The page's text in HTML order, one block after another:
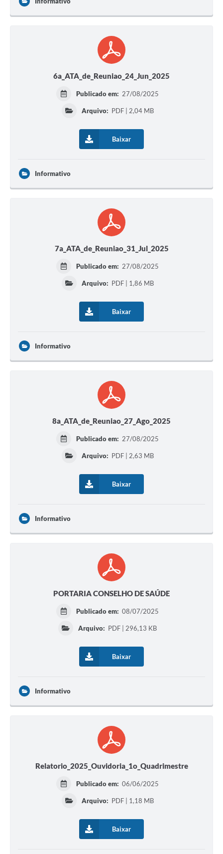
6a_ATA_de_Reuniao_24_Jun_2025
Publicado em: 27/08/2025
Arquivo: PDF | 2,04 MB
Baixar
Informativo
7a_ATA_de_Reuniao_31_Jul_2025
Publicado em: 27/08/2025
Arquivo: PDF | 1,86 MB
Baixar
Informativo
8a_ATA_de_Reuniao_27_Ago_2025
Publicado em: 27/08/2025
Arquivo: PDF | 2,63 MB
Baixar
Informativo
PORTARIA CONSELHO DE SAÚDE
Publicado em: 08/07/2025
Arquivo: PDF | 296,13 KB
Baixar
Informativo
Relatorio_2025_Ouvidoria_1o_Quadrimestre
Publicado em: 06/06/2025
Arquivo: PDF | 1,18 MB
Baixar